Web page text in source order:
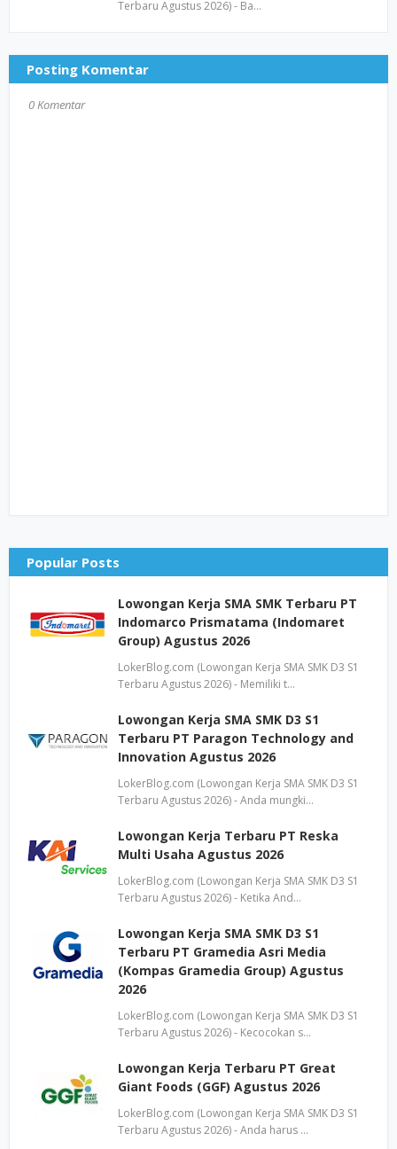
Terbaru Agustus 2026) - Ba…
Posting Komentar
0 Komentar
Popular Posts
Lowongan Kerja SMA SMK Terbaru PT
Indomarco Prismatama (Indomaret
Group) Agustus 2026
LokerBlog.com (Lowongan Kerja SMA SMK D3 S1
Terbaru Agustus 2026) - Memiliki t…
Lowongan Kerja SMA SMK D3 S1
Terbaru PT Paragon Technology and
Innovation Agustus 2026
LokerBlog.com (Lowongan Kerja SMA SMK D3 S1
Terbaru Agustus 2026) - Anda mungki…
Lowongan Kerja Terbaru PT Reska
Multi Usaha Agustus 2026
LokerBlog.com (Lowongan Kerja SMA SMK D3 S1
Terbaru Agustus 2026) - Ketika And…
Lowongan Kerja SMA SMK D3 S1
Terbaru PT Gramedia Asri Media
(Kompas Gramedia Group) Agustus
2026
LokerBlog.com (Lowongan Kerja SMA SMK D3 S1
Terbaru Agustus 2026) - Kecocokan s…
Lowongan Kerja Terbaru PT Great
Giant Foods (GGF) Agustus 2026
LokerBlog.com (Lowongan Kerja SMA SMK D3 S1
Terbaru Agustus 2026) - Anda harus …